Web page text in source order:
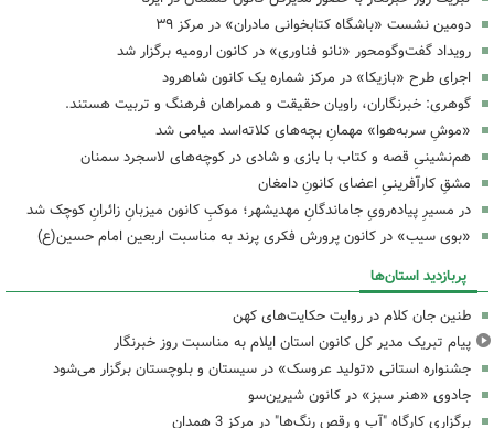
دومین نشست «باشگاه کتابخوانی مادران» در مرکز ۳۹
رویداد گفت‌وگومحور «نانو فناوری» در کانون ارومیه برگزار شد
اجرای طرح «بازیکا» در مرکز شماره یک کانون شاهرود
گوهری: خبرنگاران، راویان حقیقت و همراهان فرهنگ و تربیت هستند.
«موشِ سربه‌هوا» مهمانِ بچه‌های کلاته‌اسد میامی شد
هم‌نشینیِ قصه و کتاب با بازی و شادی در کوچه‌های لاسجرد سمنان
مشقِ کارآفرینیِ اعضای کانونِ دامغان
در مسیرِ پیاده‌رویِ جاماندگانِ مهدیشهر؛ موکبِ کانون میزبانِ زائرانِ کوچک شد
«بوی سیب» در کانون پرورش فکری پرند به مناسبت اربعین امام حسین(ع)
پربازدید استان‌ها
طنین جان کلام در روایت حکایت‌های کهن
پیام تبریک مدیر کل کانون استان ایلام به مناسبت روز خبرنگار
جشنواره استانی «تولید عروسک» در سیستان و بلوچستان برگزار می‌شود
جادوی «هنر سبز» در کانون شیرین‌سو
برگزاری کارگاه "آب و رقص رنگ‌ها" در مرکز 3 همدان